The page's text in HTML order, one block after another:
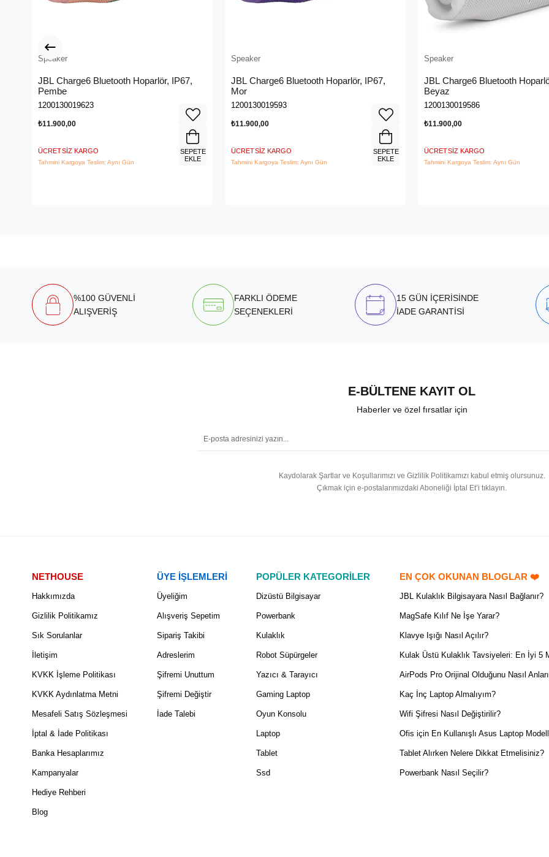
Speaker
JBL Charge6 Bluetooth Hoparlör, IP67,
Pembe
1200130019623
₺11.900,00
ÜCRETSIZ KARGO
Tahmini Kargoya Teslim: Aynı Gün
SEPETE
EKLE
Speaker
JBL Charge6 Bluetooth Hoparlör, IP67,
Mor
1200130019593
₺11.900,00
ÜCRETSIZ KARGO
Tahmini Kargoya Teslim: Aynı Gün
SEPETE
EKLE
Speaker
JBL Charge6 Bluetooth
Beyaz
1200130019586
₺11.900,00
ÜCRETSIZ KARGO
Tahmini Kargoya Teslim: Aynı Gün
%100 GÜVENLİ
ALIŞVERİŞ
FARKLI ÖDEME
SEÇENEKLERİ
15 GÜN İÇERİSİNDE
İADE GARANTİSİ
E-BÜLTENE KAYIT OL
Haberler ve özel fırsatlar için
Kaydolarak Şartlar ve Koşullarımızı ve Gizlilik Politikamızı kabul etmiş olursunuz.
Çıkmak için e-postalarımızdaki Aboneliği İptal Et’i tıklayın.
NETHOUSE
Hakkımızda
Gizlilik Politikamız
Sık Sorulanlar
İletişim
KVKK İşleme Politikası
KVKK Aydınlatma Metni
Mesafeli Satış Sözleşmesi
İptal & İade Politikası
Banka Hesaplarımız
Kampanyalar
Hediye Rehberi
Blog
ÜYE İŞLEMLERİ
Üyeliğim
Alışveriş Sepetim
Sipariş Takibi
Adreslerim
Şifremi Unuttum
Şifremi Değiştir
İade Talebi
POPÜLER KATEGORİLER
Dizüstü Bilgisayar
Powerbank
Kulaklık
Robot Süpürgeler
Yazıcı & Tarayıcı
Gaming Laptop
Oyun Konsolu
Laptop
Tablet
Ssd
EN ÇOK OKUNAN BLOGLAR ❤️
JBL Kulaklık Bilgisayara Nasıl Bağlanır?
MagSafe Kılıf Ne İşe Yarar?
Klavye Işığı Nasıl Açılır?
Kulak Üstü Kulaklık Tavsiyeleri: En İyi 5
AirPods Pro Orijinal Olduğunu Nasıl
Kaç İnç Laptop Almalıyım?
Wifi Şifresi Nasıl Değiştirilir?
Ofis için En Kullanışlı Asus Laptop
Tablet Alırken Nelere Dikkat Etmelisiniz?
Powerbank Nasıl Seçilir?